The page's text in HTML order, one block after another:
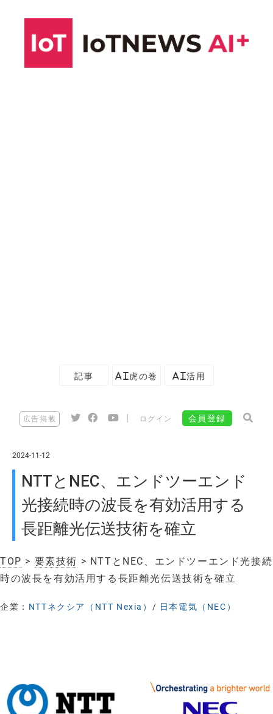
記事 AI虎の巻 AI活用
広告掲載 ログイン 会員登録
2024-11-12
NTTとNEC、エンドツーエンド
光接続時の波長を有効活用する
長距離光伝送技術を確立
TOP > 要素技術 > NTTとNEC、エンドツーエンド光接続
時の波長を有効活用する長距離光伝送技術を確立
企業： NTTネクシア（NTT Nexia） / 日本電気（NEC）